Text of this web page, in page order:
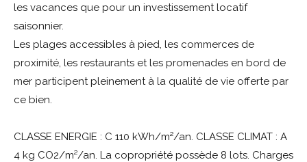
les vacances que pour un investissement locatif
saisonnier.
Les plages accessibles à pied, les commerces de
proximité, les restaurants et les promenades en bord de
mer participent pleinement à la qualité de vie offerte par
ce bien.
CLASSE ENERGIE : C 110 kWh/m²/an. CLASSE CLIMAT : A
4 kg CO2/m²/an. La copropriété possède 8 lots. Charges